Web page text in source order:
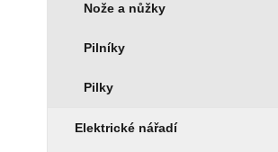
Nože a nůžky
Pilníky
Pilky
Elektrické nářadí